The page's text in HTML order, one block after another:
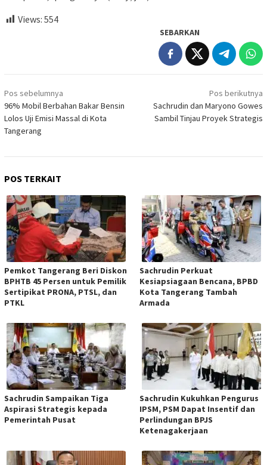
Views: 554
SEBARKAN
Navigasi
pos
Pos sebelumnya
96% Mobil Berbahan Bakar Bensin
Lolos Uji Emisi Massal di Kota
Tangerang
Pos berikutnya
Sachrudin dan Maryono Gowes
Sambil Tinjau Proyek Strategis
POS TERKAIT
Pemkot Tangerang Beri Diskon
BPHTB 45 Persen untuk Pemilik
Sertipikat PRONA, PTSL, dan
PTKL
Sachrudin Perkuat
Kesiapsiagaan Bencana, BPBD
Kota Tangerang Tambah
Armada
Sachrudin Sampaikan Tiga
Aspirasi Strategis kepada
Pemerintah Pusat
Sachrudin Kukuhkan Pengurus
IPSM, PSM Dapat Insentif dan
Perlindungan BPJS
Ketenagakerjaan